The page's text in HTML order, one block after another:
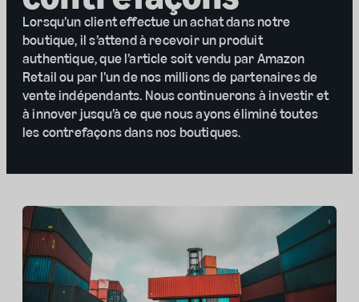
Lorsqu’un client effectue un achat dans notre
boutique, il s’attend à recevoir un produit
authentique, que l’article soit vendu par Amazon
Retail ou par l’un de nos millions de partenaires de
vente indépendants. Nous continuerons à investir et
à innover jusqu’à ce que nous ayons éliminé toutes
les contrefaçons dans nos boutiques.